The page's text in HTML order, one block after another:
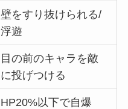
壁をすり抜けられる/
浮遊
目の前のキャラを敵
に投げつける
HP20%以下で自爆